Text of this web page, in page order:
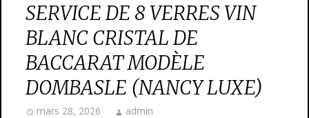
SERVICE DE 8 VERRES VIN
BLANC CRISTAL DE
BACCARAT MODÈLE
DOMBASLE (NANCY LUXE)
mars 28, 2026 admin